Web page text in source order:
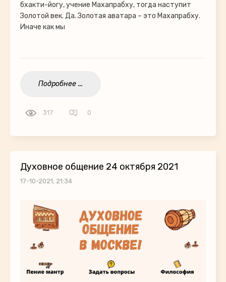
бхакти-йогу, учение Махапрабху, тогда наступит
Золотой век. Да. Золотая аватара – это Махапрабху.
Иначе как мы
Подробнее ...
317 0
Духовное общение 24 октября 2021
17-10-2021, 21:34